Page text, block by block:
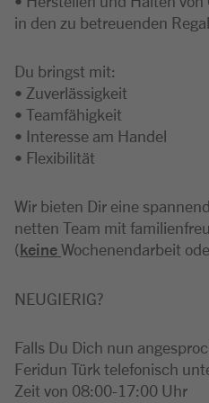
in den zu betreuenden
Du bringst mit:
• Zuverlässigkeit
• Teamfähigkeit
• Interesse am Handel
• Flexibilität
Wir bieten Dir eine
netten Team mit
(keineWochenendarbeit
NEUGIERIG?
Falls Du Dich nun
Feridun Türk telefonisch
Zeit von 08:00-17:00 Uhr